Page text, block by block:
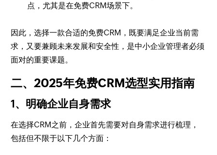
点，尤其是在免费CRM场景下。
因此，选择一款合适的免费CRM，既要满足企业当前需
求，又要兼顾未来发展和安全性，是中小企业管理者必须
面对的重要课题。
二、2025年免费CRM选型实用指南
1、明确企业自身需求
在选择CRM之前，企业首先需要对自身需求进行梳理，
包括但不限于以下几个方面：